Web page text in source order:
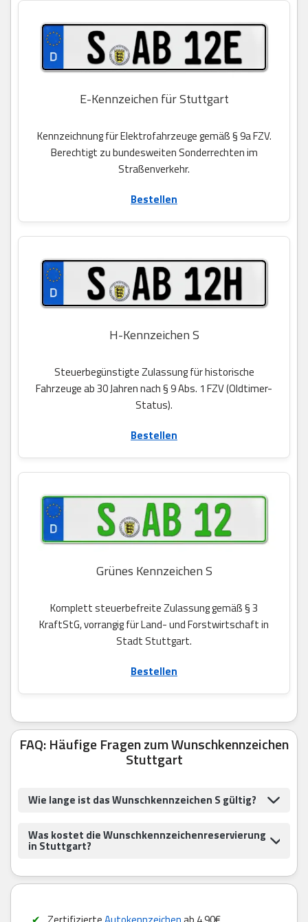
E-Kennzeichen für Stuttgart
Kennzeichnung für Elektrofahrzeuge gemäß § 9a FZV.
Berechtigt zu bundesweiten Sonderrechten im
Straßenverkehr.
Bestellen
H-Kennzeichen S
Steuerbegünstigte Zulassung für historische
Fahrzeuge ab 30 Jahren nach § 9 Abs. 1 FZV (Oldtimer-
Status).
Bestellen
Grünes Kennzeichen S
Komplett steuerbefreite Zulassung gemäß § 3
KraftStG, vorrangig für Land- und Forstwirtschaft in
Stadt Stuttgart.
Bestellen
FAQ: Häufige Fragen zum Wunschkennzeichen
Stuttgart
Wie lange ist das Wunschkennzeichen S gültig?
Was kostet die Wunschkennzeichenreservierung
in Stuttgart?